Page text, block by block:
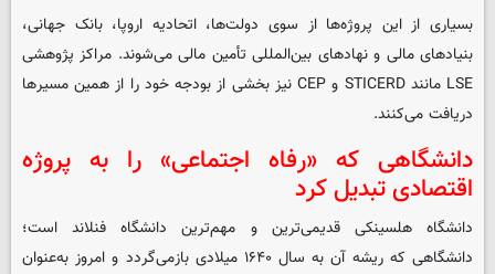
بسیاری از این پروژه‌ها از سوی دولت‌ها، اتحادیه اروپا، بانک جهانی،
بنیادهای مالی و نهادهای بین‌المللی تأمین مالی می‌شوند. مراکز پژوهشی
LSE مانند STICERD و CEP نیز بخشی از بودجه خود را از همین مسیرها
دریافت می‌کنند.
دانشگاهی که «رفاه اجتماعی» را به پروژه
اقتصادی تبدیل کرد
دانشگاه هلسینکی قدیمی‌ترین و مهم‌ترین دانشگاه فنلاند است؛
دانشگاهی که ریشه آن به سال ۱۶۴۰ میلادی بازمی‌گردد و امروز به‌عنوان